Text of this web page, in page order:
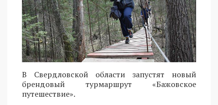
В Свердловской области запустят новый
брендовый турмаршрут «Бажовское
путешествие».